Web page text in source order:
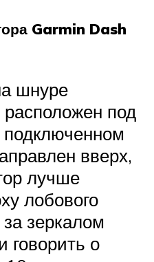
Garmin Dash
шнуре
под
вверх,
лучше
лобового
зеркалом
говорить о